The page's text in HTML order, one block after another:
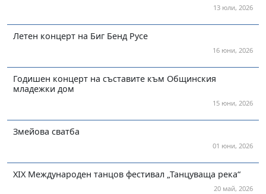
13 юли, 2026
Летен концерт на Биг Бенд Русе
16 юни, 2026
Годишен концерт на съставите към Общинския
младежки дом
15 юни, 2026
Змейова сватба
01 юни, 2026
XIX Международен танцов фестивал „Танцуваща река“
20 май, 2026